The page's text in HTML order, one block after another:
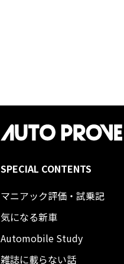
SPECIAL CONTENTS
マニアック評価・試乗記
気になる新車
Automobile Study
雑誌に載らない話